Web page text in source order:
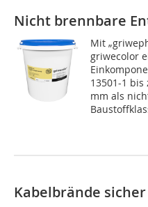
Nicht brennbare
Mit
griwecolor
13501-1
mm als
Kabelbrände